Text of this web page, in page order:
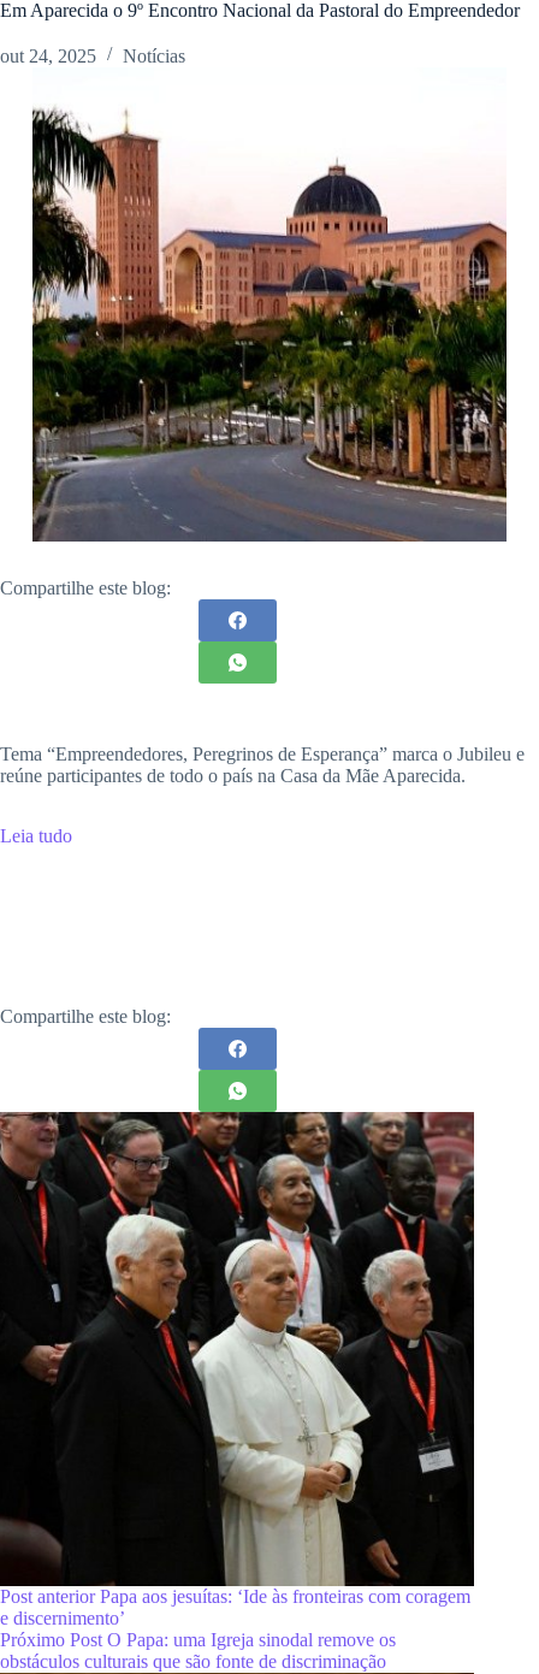
Em Aparecida o 9º Encontro Nacional da Pastoral do Empreendedor
out 24, 2025 Notícias
Compartilhe este blog:
Tema “Empreendedores, Peregrinos de Esperança” marca o Jubileu e
reúne participantes de todo o país na Casa da Mãe Aparecida.
Leia tudo
Compartilhe este blog:
PostanteriorPapa aos jesuítas: ‘Ide às fronteiras com coragem
e discernimento’
Próximo Post O Papa: uma Igreja sinodal remove os
obstáculos culturais que são fonte de discriminação